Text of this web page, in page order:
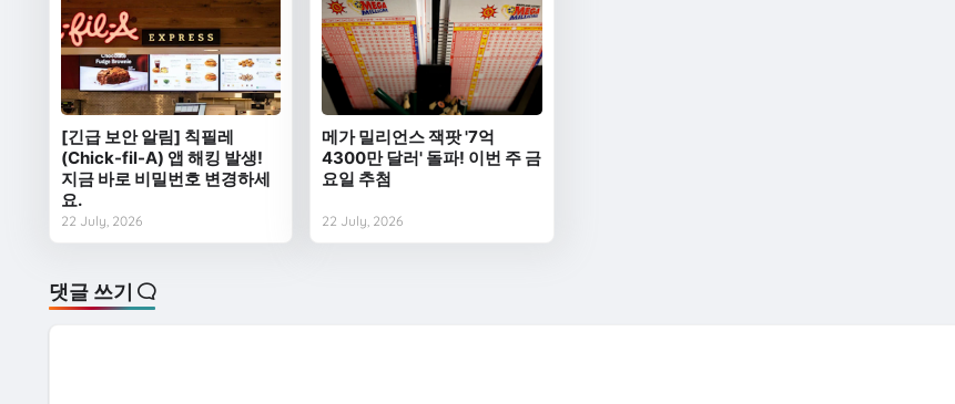
[긴급 보안 알림] 칙필레
(Chick-fil-A) 앱 해킹 발생!
지금 바로 비밀번호 변경하세
요.
22 July, 2026
메가 밀리언스 잭팟 '7억
4300만 달러' 돌파! 이번 주 금
요일 추첨
22 July, 2026
댓글 쓰기